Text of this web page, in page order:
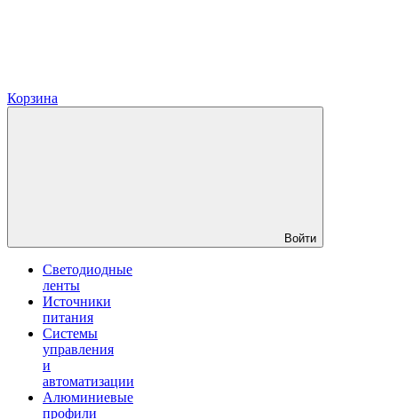
Корзина
Войти
Светодиодные
ленты
Источники
питания
Системы
управления
и
автоматизации
Алюминиевые
профили